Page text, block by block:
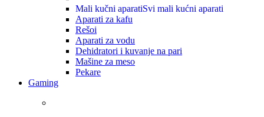
Mali kučni aparatiSvi mali kućni aparati
Aparati za kafu
Rešoi
Aparati za vodu
Dehidratori i kuvanje na pari
Mašine za meso
Pekare
Gaming